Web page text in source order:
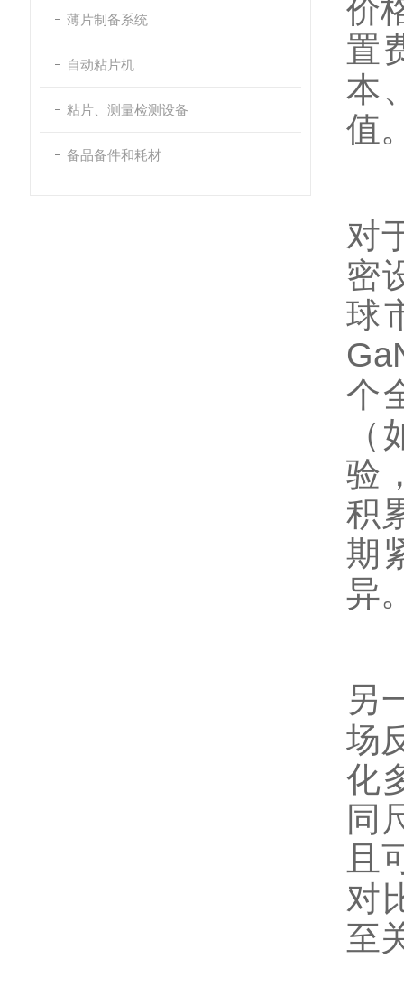
薄片制备系统
自动粘片机
粘片、测量检测设备
备品备件和耗材
价
置
本
值
对
密
球
个
验
积
期
异
另
场
化
同
且
对
至